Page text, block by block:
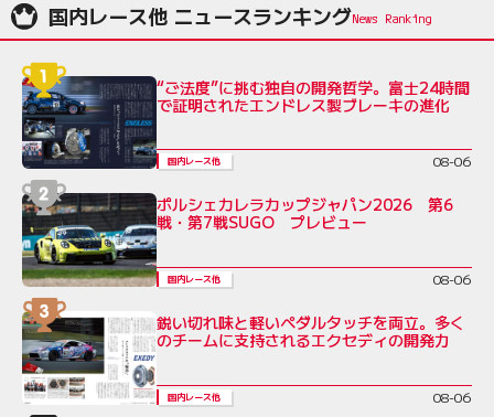
国内レース他 ニュースランキング
“ご法度”に挑む独自の開発哲学。富士24時間
で証明されたエンドレス製ブレーキの進化
国内レース他 08-06
ポルシェカレラカップジャパン2026 第6
戦・第7戦SUGO プレビュー
国内レース他 08-06
鋭い切れ味と軽いペダルタッチを両立。多く
のチームに支持されるエクセディの開発力
国内レース他 08-06